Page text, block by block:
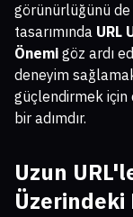
görünürlüğünü
tasarımında URL
Önemi göz ardı
deneyim
güçlendirmek için
bir adımdır.
Uzun
Üzerindeki